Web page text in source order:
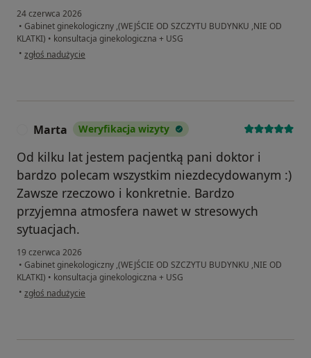
24 czerwca 2026
• Gabinet ginekologiczny ,(WEJŚCIE OD SZCZYTU BUDYNKU ,NIE OD
KLATKI) • konsultacja ginekologiczna + USG
• w opinii użytkownika -
zgłoś nadużycie
Marta Weryfikacja wizyty
Od kilku lat jestem pacjentką pani doktor i
bardzo polecam wszystkim niezdecydowanym :)
Zawsze rzeczowo i konkretnie. Bardzo
przyjemna atmosfera nawet w stresowych
sytuacjach.
19 czerwca 2026
• Gabinet ginekologiczny ,(WEJŚCIE OD SZCZYTU BUDYNKU ,NIE OD
KLATKI) • konsultacja ginekologiczna + USG
• w opinii użytkownika Marta
zgłoś nadużycie